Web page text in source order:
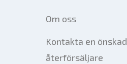
Om oss
Kontakta en önskad
återförsäljare